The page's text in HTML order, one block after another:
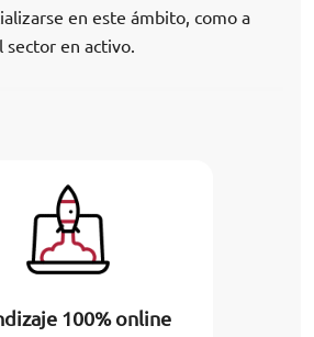
en este ámbito, como a
sector en activo.
100% online